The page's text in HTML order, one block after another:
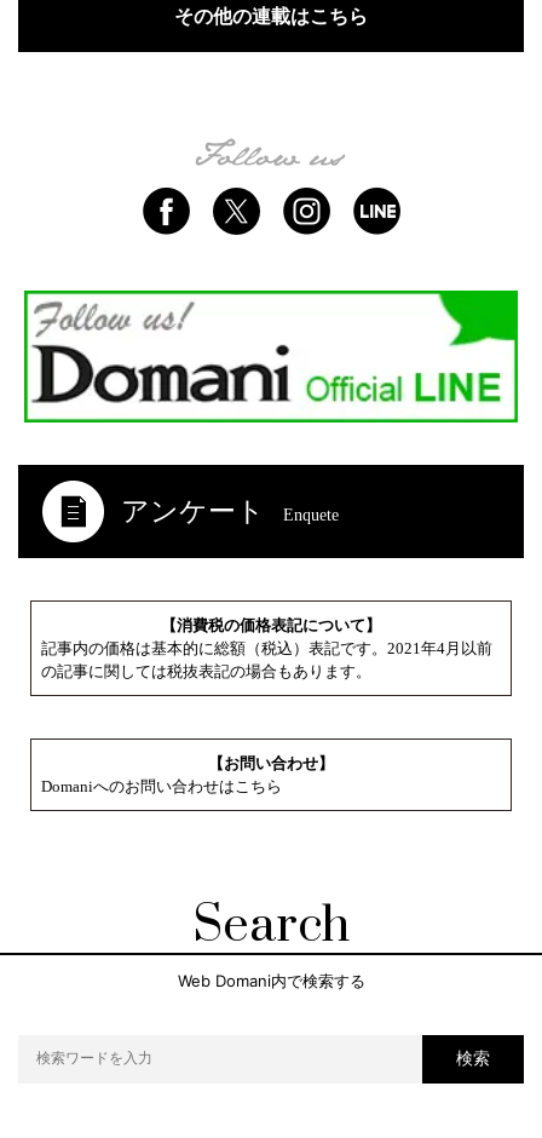
その他の連載はこちら
アンケート Enquete
【消費税の価格表記について】
記事内の価格は基本的に総額（税込）表記です。2021年4月以前
の記事に関しては税抜表記の場合もあります。
【お問い合わせ】
Domaniへのお問い合わせはこちら
Search
Web Domani内で検索する
検索